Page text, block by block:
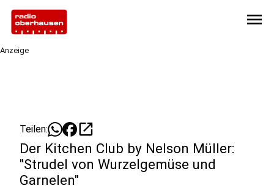
menu
Anzeige
Teilen: open_in_new
Der Kitchen Club by Nelson Müller:
"Strudel von Wurzelgemüse und
Garnelen"